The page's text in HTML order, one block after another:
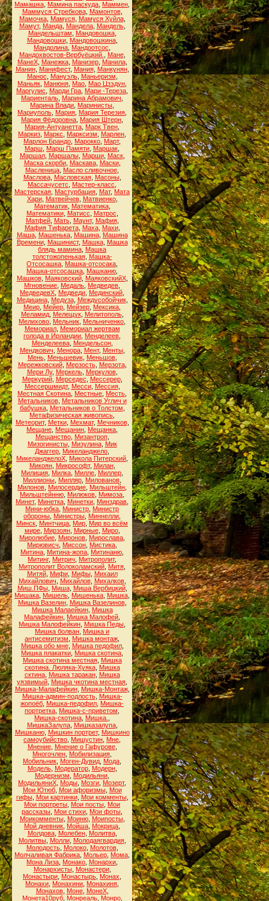
Мамашка Мамина паскуда Маммен
Маммуся Стребкова, Мамонтов,
Мамочка, Мамуся, Мамуся Хуйла,
Мамут, Манда, Мандела, Мандель,
Мандельштам
Мандовошка,
Мандовошки, Мандовошкина,
Мандолина Мандоотсос
Мандохвостов-Вербуёцкий.
Мане,
МанеХ, Манежка, Манизер, Манила,
Манин, Манифест, Мания, Манкунян,
Манос
Мануэль, Маньеризм
Маньяк Манюня Мао Мао Цзэдун
Маргулис
Марди Гра Мари -Тереза
Мариенталь Марина Абрамович
Марина Влади Маринисты
Мариуполь Мария Мария Терезия
Мария Фёдоровна Мария Штерн
Мария-Антуанетта Марк Твен
Маркиз Маркс Марксизм Марлен
Марлон Брандо Марокко Март,
Марш
Марш Памяти Маршак
Маршал, Маршалы, Марши, Маск,
Маска скорби, Маскава, Маски,
Масленица Масло сливочное
Маслова, Масловская, Масоны,
Массачусетс
Мастер-класс
Мастерская Мастурбация Мат, Мата
Хари, Матвейчев, Матвиенко,
Математик, Математика,
Математики, Матисс Матрос
Матфей, Мать, Маунт, Мафия,
Мафия Тифарета, Маха, Махи,
Маша, Машенька, Машина, Машина
Времени, Машинист, Машка, Машка
блядь мамина Машка
толстожопенькая, Машка-
Отсосашка Машка-отсосака
Машка-отсосашка Машканю
Машков, Маяковский, МаяковскийХ,
Мгновение Медаль Медведев
МедведевХ Медведи Мединский
Медицина, Медуза, Междусобойчик,
Меир Мейер Мейзер Мексика
Меламид, Мелещук, Мелитополь,
Мелихово Мельник Мельниченко
Мемориал, Мемориал жертвам
голода в Ирландии Менделеев
Менделеева, Мендельсон,
Мендкович
Менора, Мент, Менты,
Мень, Меньшевик, Меньшов,
Мережковский, Мерзость, Мерзота,
Мери Лу, Меркель, Меркулов,
Меркурий, Мерседес Мессерер,
Мессершмидт, Месси, Мессия,
Местная Скотина Местные Месть
Метальников, Метальников Углич и
бабушка, Метальников о Толстом
Метафизическая живопись
Метеорит, Метки, Мехмат, Мечников,
Мещане Мещанин Мещанка
Мещанство, Мизантроп,
Мизогинисты, Мизулина, Мик
Джаггер Микеланджело
МикеланджелоХ Микола Питерский
Микоян, Микрософт, Милан,
Милиция Милка Милле Миллер
Миллионы Милляр Милованов
Милонов Милосердие Мильштейн
Мильштейнню Милюков Мимоза
Минет, Минетка Минетки Минздрав
Мини-юбка Министр Министр
обороны Министры Миннелли
Минск Минтчица Мир Мир во всём
мире, Мирзоян, Мирные, Миро,
Миролюбие Миронов Мирослава
Мирювисч
Миссон Мистика
Митина Митина-жопа Митинаню
Митинг, Митрич Митрополит,
Митрополит Волоколамский Митя
Митяй, Мифи, Мифы, Михаил
Михайлович
Михайлов, Михалков,
Миш.ПФы, Миша, Миша Вербицкий,
Мишака Мишель Мишенька Мишка
Мишка Вазелин, Мишка Вазелинов,
Мишка Малаейкин, Мишка
Малафейкин Мишка Малофей
Мишка Малофейкин Мишка Педы
Мишка болван Мишка и
антисемитизм
Мишка монтаж
Мишка обо мне, Мишка педофил,
Мишка плакатки Мишка скотина
Мишка скотина местная, Мишка
скотина. Люляка-Хуяка, Мишка
сктина, Мишка таракан, Мишка
уязвимый Мишка чкотина местная
Мишка-Малафейкин, Мишка-Монтаж,
Мишка-админ-подлость, Мишка-
жопоёб Мишка-педофил Мишка-
портретка Мишка-с-приветом
Мишка-скотина Мишка.
МишкаЗалупа, Мишказалупа,
Мишканю, Мишкин портрет, Мишкино
самоубийство Мишустин Мне
Мнение, Мнение о Гафурове,
Многочлен Мобилизация
Мобильник Моген-Дувид Мода
Модель, Модератор, Модерн,
Модернизм
Модильяни
МодильяниХ Моды Мозги Мозерт,
Мои Ютюб, Мои афоризмы, Мои
гифы, Мои картинки, Мои комменты,
Мои портреты Мои посты Мои
рассказы Мои стихи Мои фоты
Моикомменты, Моиню, Моипосты,
Мой дневник Мойша Мокрица
Молдова, Молебен, Молитва,
Молитвы, Молли, Молодаягвардия,
Молодость, Молоко, Молотов,
Молчаливая Фабрика Мольер Мома
Мона Лиза Монако Монархи
Монархисты, Монастери,
Монастыри Монастырь Монах
Монахи Монахини Монахиня
Монахов, Моне, МонеХ,
Монета10руб, Монреаль, Монро,